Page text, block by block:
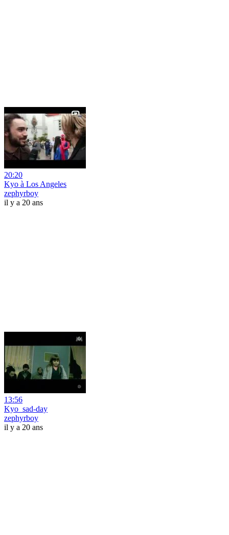
20:20
Kyo à Los Angeles
zephyrboy
il y a 20 ans
13:56
Kyo_sad-day
zephyrboy
il y a 20 ans